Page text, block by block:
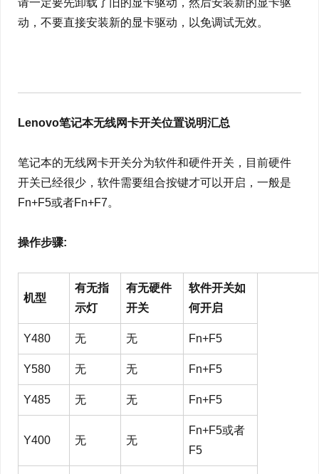
请一定要先卸载了旧的显卡驱动，然后安装新的显卡驱
动，不要直接安装新的显卡驱动，以免调试无效。
Lenovo笔记本无线网卡开关位置说明汇总
笔记本的无线网卡开关分为软件和硬件开关，目前硬件
开关已经很少，软件需要组合按键才可以开启，一般是
Fn+F5或者Fn+F7。
操作步骤:
机型
有无指
示灯
有无硬件
开关
软件开关如
何开启
Y480 无 无 Fn+F5
Y580 无 无 Fn+F5
Y485 无 无 Fn+F5
Y400 无 无
Fn+F5或者
F5